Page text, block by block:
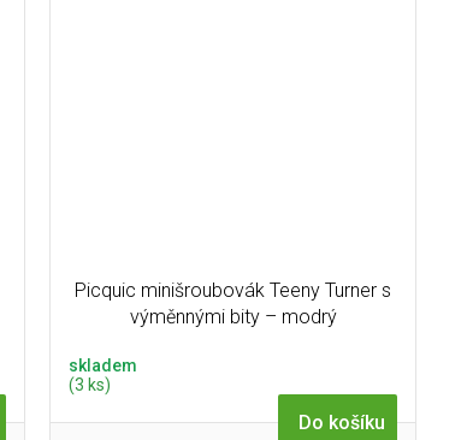
Picquic minišroubovák Teeny Turner s
výměnnými bity – modrý
skladem
(3 ks)
Do košíku